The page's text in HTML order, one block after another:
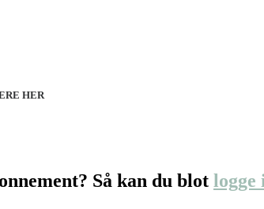
HER
Så kan du blot logge